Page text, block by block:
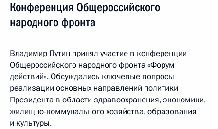
Конференция Общероссийского
народного фронта
Владимир Путин принял участие в конференции
Общероссийского народного фронта «Форум
действий». Обсуждались ключевые вопросы
реализации основных направлений политики
Президента в области здравоохранения, экономики,
жилищно-коммунального хозяйства, образования
и культуры.